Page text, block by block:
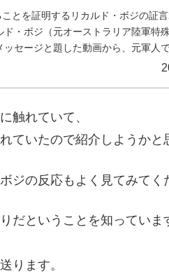
とを証明するリカルド・ボジの証
・ボジ（元オーストラリア陸軍特
セージと題した動画から、元軍人で
触れていて、
ていたので紹介しようかと
ジの反応もよく見てみてく
だということを知っていま
ります。